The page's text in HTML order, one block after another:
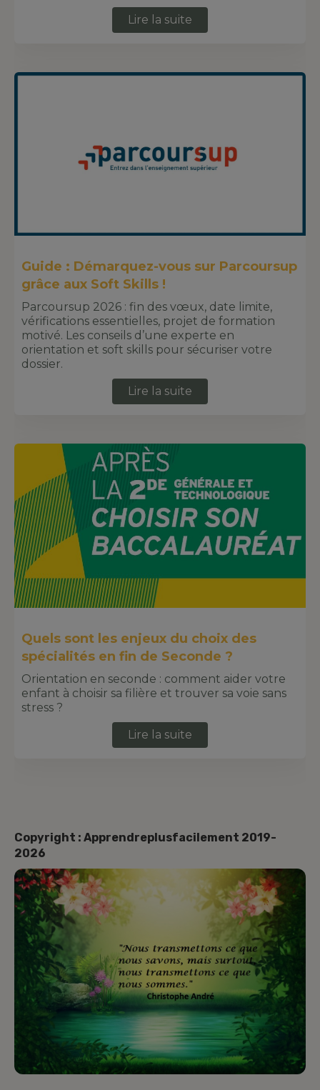
Lire la suite
Guide : Démarquez-vous sur Parcoursup
grâce aux Soft Skills !
Parcoursup 2026 : fin des vœux, date limite,
vérifications essentielles, projet de formation
motivé. Les conseils d’une experte en
orientation et soft skills pour sécuriser votre
dossier.
Lire la suite
Quels sont les enjeux du choix des
spécialités en fin de Seconde ?
Orientation en seconde : comment aider votre
enfant à choisir sa filière et trouver sa voie sans
stress ?
Lire la suite
Copyright : Apprendreplusfacilement 2019-
2026